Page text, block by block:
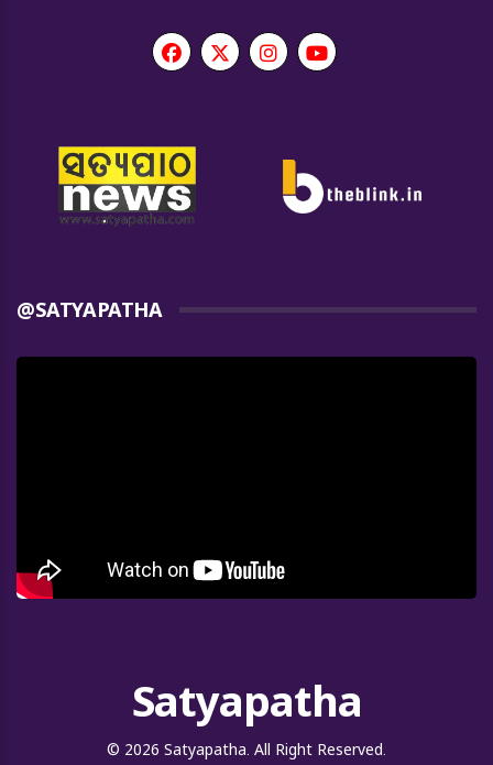
@SATYAPATHA
Satyapatha
© 2026 Satyapatha. All Right Reserved.